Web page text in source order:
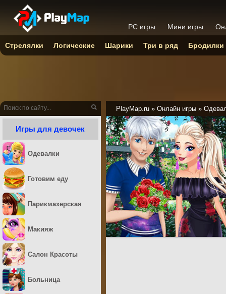
PlayMap.ru » Онлайн игры »
Игры для девочек
Одевалки
Готовим еду
Парикмахерская
Макияж
Салон Красоты
Больница
PC игры Мини игры
Стрелялки Логические Шарики Три в ряд Бродилки